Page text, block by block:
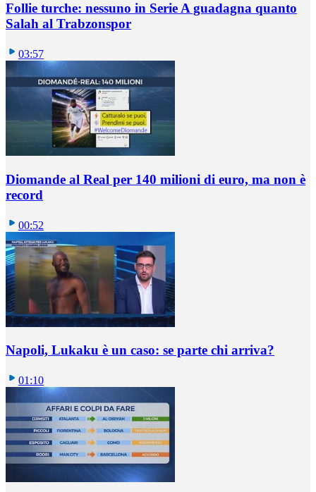
Follie turche: nessuno in Serie A guadagna quanto
Salah al Trabzonspor
03:57
Diomande al Real per 140 milioni di euro, ma non è
record
00:52
Napoli, Lukaku è un caso: se parte chi arriva?
01:10